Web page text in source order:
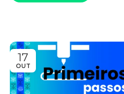
17
OUT